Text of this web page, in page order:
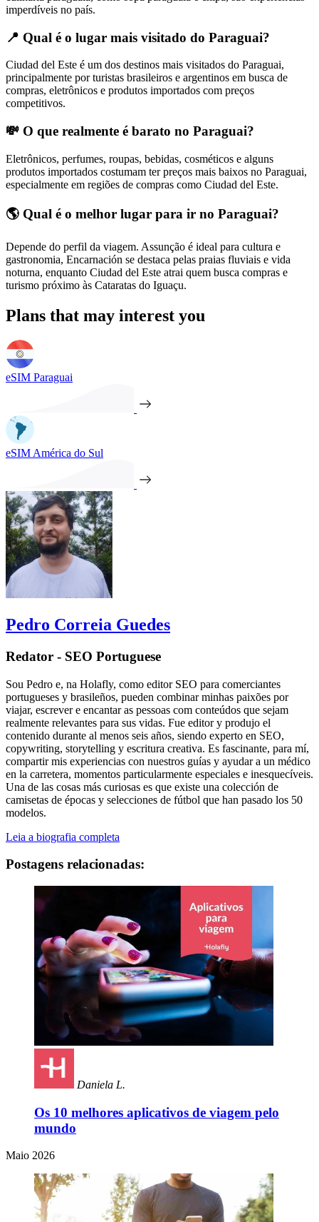
imperdíveis no país.
📍 Qual é o lugar mais visitado do Paraguai?
Ciudad del Este é um dos destinos mais visitados do Paraguai,
principalmente por turistas brasileiros e argentinos em busca de
compras, eletrônicos e produtos importados com preços
competitivos.
💸 O que realmente é barato no Paraguai?
Eletrônicos, perfumes, roupas, bebidas, cosméticos e alguns
produtos importados costumam ter preços mais baixos no Paraguai,
especialmente em regiões de compras como Ciudad del Este.
🌎 Qual é o melhor lugar para ir no Paraguai?
Depende do perfil da viagem. Assunção é ideal para cultura e
gastronomia, Encarnación se destaca pelas praias fluviais e vida
noturna, enquanto Ciudad del Este atrai quem busca compras e
turismo próximo às Cataratas do Iguaçu.
Plans that may interest you
eSIM Paraguai
eSIM América do Sul
Pedro Correia Guedes
Redator - SEO Portuguese
Sou Pedro e, na Holafly, como editor SEO para comerciantes
portugueses y brasileños, pueden combinar minhas paixões por
viajar, escrever e encantar as pessoas com conteúdos que sejam
realmente relevantes para sus vidas. Fue editor y produjo el
contenido durante al menos seis años, siendo experto en SEO,
copywriting, storytelling y escritura creativa. Es fascinante, para mí,
compartir mis experiencias con nuestros guías y ayudar a un médico
en la carretera, momentos particularmente especiales e inesquecíveis.
Una de las cosas más curiosas es que existe una colección de
camisetas de épocas y selecciones de fútbol que han pasado los 50
modelos.
Leia a biografia completa
Postagens relacionadas:
Daniela L.
Os 10 melhores aplicativos de viagem pelo
mundo
Maio 2026